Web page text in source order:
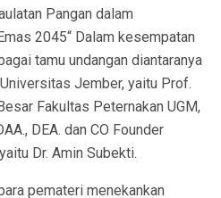
Pangan dalam
2045“ Dalam kesempatan
tamu undangan diantaranya
Jember, yaitu Prof.
Fakultas Peternakan UGM,
DEA. dan CO Founder
Dr. Amin Subekti.
pemateri menekankan